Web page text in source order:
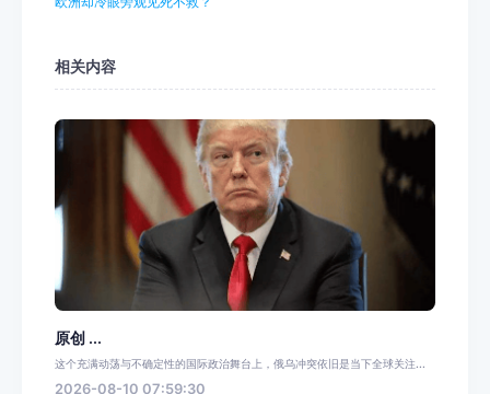
相关内容
原创 ...
这个充满动荡与不确定性的国际政治舞台上，俄乌冲突依旧是当下全球关注...
2026-08-10 07:59:30